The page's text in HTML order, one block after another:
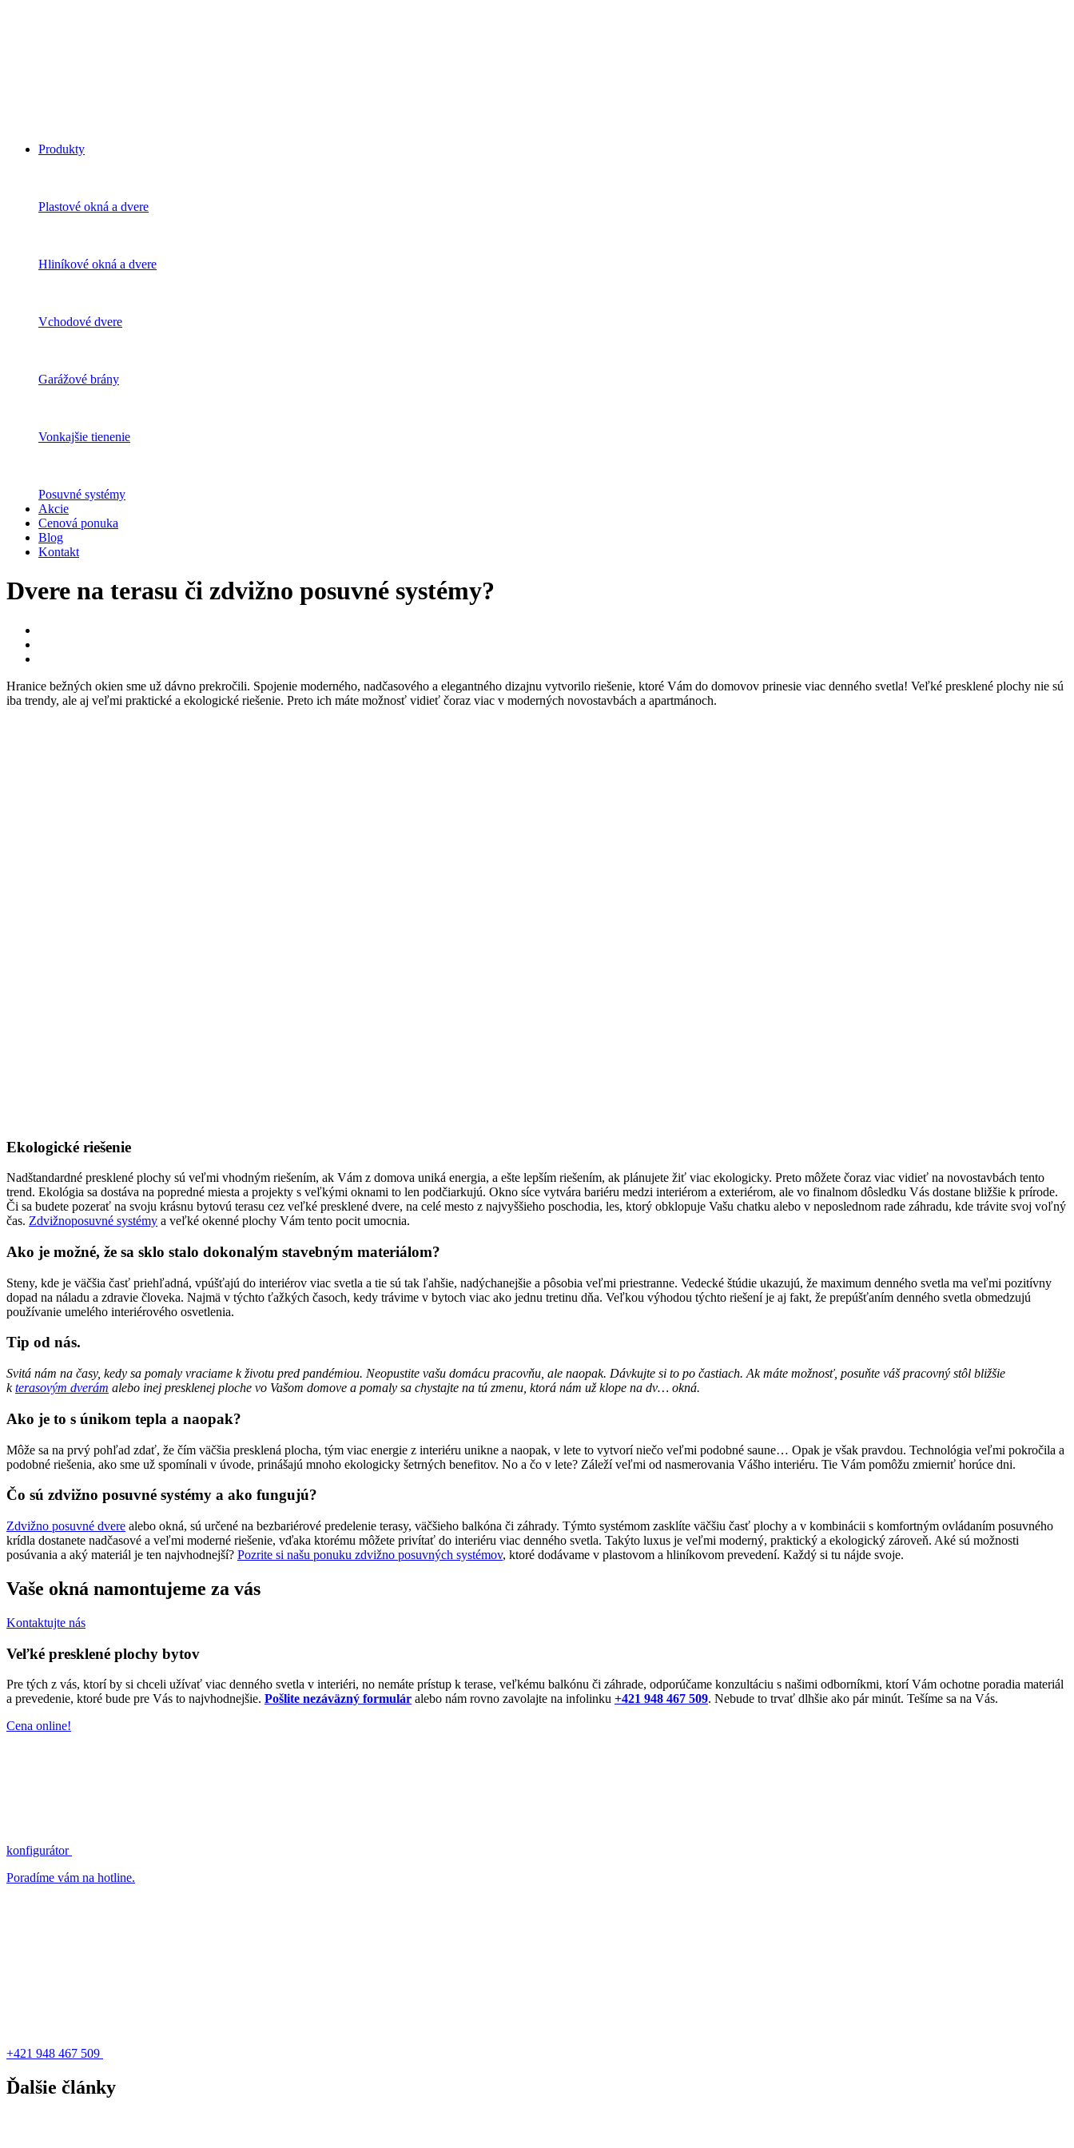
Produkty
Plastové okná a dvere
Hliníkové okná a dvere
Vchodové dvere
Garážové brány
Vonkajšie tienenie
Posuvné systémy
Akcie
Cenová ponuka
Blog
Kontakt
Dvere na terasu či zdvižno posuvné systémy?
Hranice bežných okien sme už dávno prekročili. Spojenie moderného, nadčasového a elegantného dizajnu vytvorilo riešenie, ktoré Vám do domovov prinesie viac denného svetla! Veľké presklené plochy nie sú
iba trendy, ale aj veľmi praktické a ekologické riešenie. Preto ich máte možnosť vidieť čoraz viac v moderných novostavbách a apartmánoch.
Ekologické riešenie
Nadštandardné presklené plochy sú veľmi vhodným riešením, ak Vám z domova uniká energia, a ešte lepším riešením, ak plánujete žiť viac ekologicky. Preto môžete čoraz viac vidieť na novostavbách tento
trend. Ekológia sa dostáva na popredné miesta a projekty s veľkými oknami to len podčiarkujú. Okno síce vytvára bariéru medzi interiérom a exteriérom, ale vo finalnom dôsledku Vás dostane bližšie k prírode.
Či sa budete pozerať na svoju krásnu bytovú terasu cez veľké presklené dvere, na celé mesto z najvyššieho poschodia, les, ktorý obklopuje Vašu chatku alebo v neposlednom rade záhradu, kde trávite svoj voľný
čas. Zdvižnoposuvné systémy a veľké okenné plochy Vám tento pocit umocnia.
Ako je možné, že sa sklo stalo dokonalým stavebným materiálom?
Steny, kde je väčšia časť priehľadná, vpúšťajú do interiérov viac svetla a tie sú tak ľahšie, nadýchanejšie a pôsobia veľmi priestranne. Vedecké štúdie ukazujú, že maximum denného svetla ma veľmi pozitívny
dopad na náladu a zdravie človeka. Najmä v týchto ťažkých časoch, kedy trávime v bytoch viac ako jednu tretinu dňa. Veľkou výhodou týchto riešení je aj fakt, že prepúšťaním denného svetla obmedzujú
používanie umelého interiérového osvetlenia.
Tip od nás.
Svitá nám na časy, kedy sa pomaly vraciame k životu pred pandémiou. Neopustite vašu domácu pracovňu, ale naopak. Dávkujte si to po častiach. Ak máte možnosť, posuňte váš pracovný stôl bližšie
kterasovým dverám alebo inej presklenej ploche vo Vašom domove a pomaly sa chystajte na tú zmenu, ktorá nám už klope na dv… okná.
Ako je to s únikom tepla a naopak?
Môže sa na prvý pohľad zdať, že čím väčšia presklená plocha, tým viac energie z interiéru unikne a naopak, v lete to vytvorí niečo veľmi podobné saune… Opak je však pravdou. Technológia veľmi pokročila a
podobné riešenia, ako sme už spomínali v úvode, prinášajú mnoho ekologicky šetrných benefitov. No a čo v lete? Záleží veľmi od nasmerovania Vášho interiéru. Tie Vám pomôžu zmierniť horúce dni.
Čo sú zdvižno posuvné systémy a ako fungujú?
Zdvižno posuvné dvere alebo okná, sú určené na bezbariérové predelenie terasy, väčšieho balkóna či záhrady. Týmto systémom zasklíte väčšiu časť plochy a v kombinácii s komfortným ovládaním posuvného
krídla dostanete nadčasové a veľmi moderné riešenie, vďaka ktorému môžete privítať do interiéru viac denného svetla. Takýto luxus je veľmi moderný, praktický a ekologický zároveň. Aké sú možnosti
posúvania a aký materiál je ten najvhodnejší? Pozrite si našu ponuku zdvižno posuvných systémov, ktoré dodávame v plastovom a hliníkovom prevedení. Každý si tu nájde svoje.
Vaše okná namontujeme za vás
Kontaktujte nás
Veľké presklené plochy bytov
Pre tých z vás, ktorí by si chceli užívať viac denného svetla v interiéri, no nemáte prístup k terase, veľkému balkónu či záhrade, odporúčame konzultáciu s našimi odborníkmi, ktorí Vám ochotne poradia materiál
a prevedenie, ktoré bude pre Vás to najvhodnejšie. Pošlite nezáväzný formulár alebo nám rovno zavolajte na infolinku +421 948 467 509. Nebude to trvať dlhšie ako pár minút. Tešíme sa na Vás.
Cena online!
konfigurátor
Poradíme vám na hotline.
+421 948 467 509
Ďalšie články